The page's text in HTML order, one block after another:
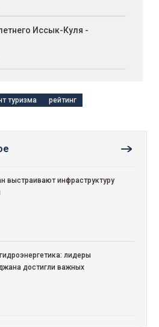
Иссык-Куля -
туризма рейтинг
выстраивают инфраструктуру
лидеры
достигли важных